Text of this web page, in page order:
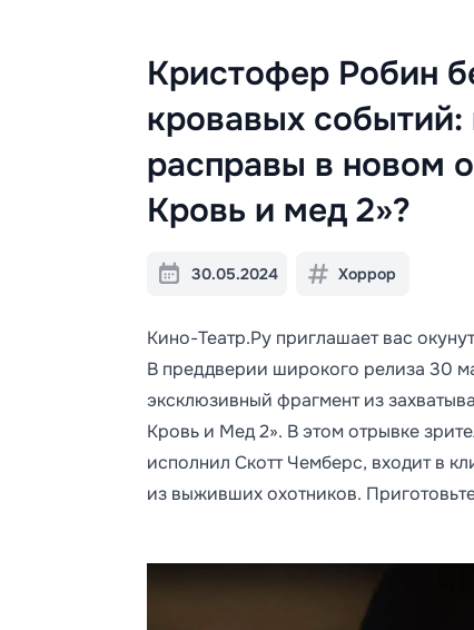
Кристофер Робин
кровавых
расправы в новом
Кровь и мед 2»?
30.05.2024 Хоррор
Кино-Театр.Ру приглашает вас
В преддверии широкого релиза 30
эксклюзивный фрагмент из
Кровь и Мед 2». В этом отрывке
исполнил Скотт Чемберс, входит в
из выживших охотников.